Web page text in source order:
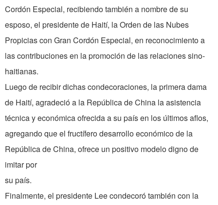
Cordón Especial, recibiendo también a nombre de su
esposo, el presidente de Haití, la Orden de las Nubes
Propicias con Gran Cordón Especial, en reconocimiento a
las contribuciones en la promoción de las relaciones sino-
haitianas.
Luego de recibir dichas condecoraciones, la primera dama
de Haití, agradeció a la República de China la asistencia
técnica y económica ofrecida a su país en los últimos aflos,
agregando que el fructífero desarrollo económico de la
República de China, ofrece un positivo modelo digno de
imitar por
su país.
Finalmente, el presidente Lee condecoró también con la